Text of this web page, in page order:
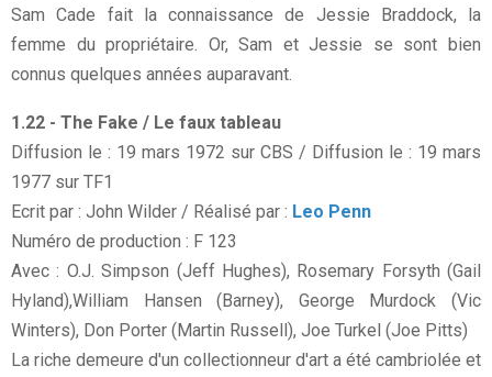
Sam Cade fait la connaissance de Jessie Braddock, la
femme du propriétaire. Or, Sam et Jessie se sont bien
connus quelques années auparavant.
1.22 - The Fake / Le faux tableau
Diffusion le : 19 mars 1972 sur CBS / Diffusion le : 19 mars
1977 sur TF1
Ecrit par : John Wilder / Réalisé par : Leo Penn
Numéro de production : F 123
Avec : O.J. Simpson (Jeff Hughes), Rosemary Forsyth (Gail
Hyland),William Hansen (Barney), George Murdock (Vic
Winters), Don Porter (Martin Russell), Joe Turkel (Joe Pitts)
La riche demeure d'un collectionneur d'art a été cambriolée et